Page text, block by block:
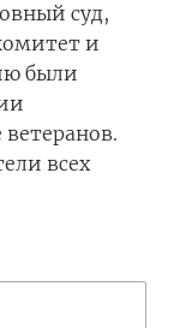
суд,
и
были
всех